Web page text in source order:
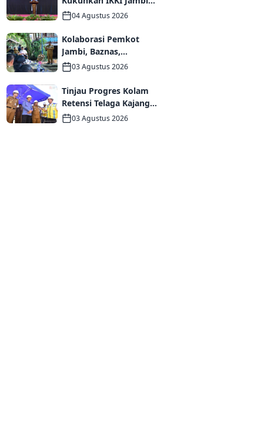
Periode 2026–2031,
dan Kolaborasi dalam
Keberagaman
04 Agustus 2026
Kolaborasi Pemkot
Jambi, Baznas,
Pegadaian, dan Lapas
Wujudkan Rumah Layak
Huni bagi Warga Kurang
Mampu
03 Agustus 2026
Tinjau Progres Kolam
Retensi Telaga Kajang
Lako, Wali Kota Maulana
03 Agustus 2026